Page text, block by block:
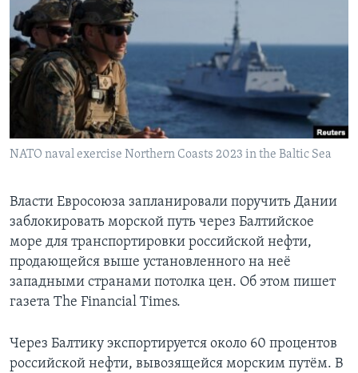
Learning English
СОЦИАЛЬНЫЕ СЕТИ
Языки
NATO naval exercise Northern Coasts 2023 in the Baltic Sea
Власти Евросоюза запланировали поручить Дании
заблокировать морской путь через Балтийское
море для транспортировки российской нефти,
продающейся выше установленного на неё
западными странами потолка цен. Об этом пишет
газета The Financial Times.
Через Балтику экспортируется около 60 процентов
российской нефти, вывозящейся морским путём. В